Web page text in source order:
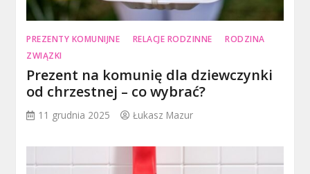
PREZENTY KOMUNIJNE RELACJE RODZINNE
RODZINA
ZWIĄZKI
Prezent na komunię dla dziewczynki
od chrzestnej – co wybrać?
11 grudnia 2025 Łukasz Mazur